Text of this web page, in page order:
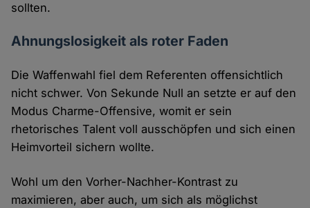
sollten.
Ahnungslosigkeit als roter Faden
Die Waffenwahl fiel dem Referenten offensichtlich
nicht schwer. Von Sekunde Null an setzte er auf den
Modus Charme-Offensive, womit er sein
rhetorisches Talent voll ausschöpfen und sich einen
Heimvorteil sichern wollte.
Wohl um den Vorher-Nachher-Kontrast zu
maximieren, aber auch, um sich als möglichst